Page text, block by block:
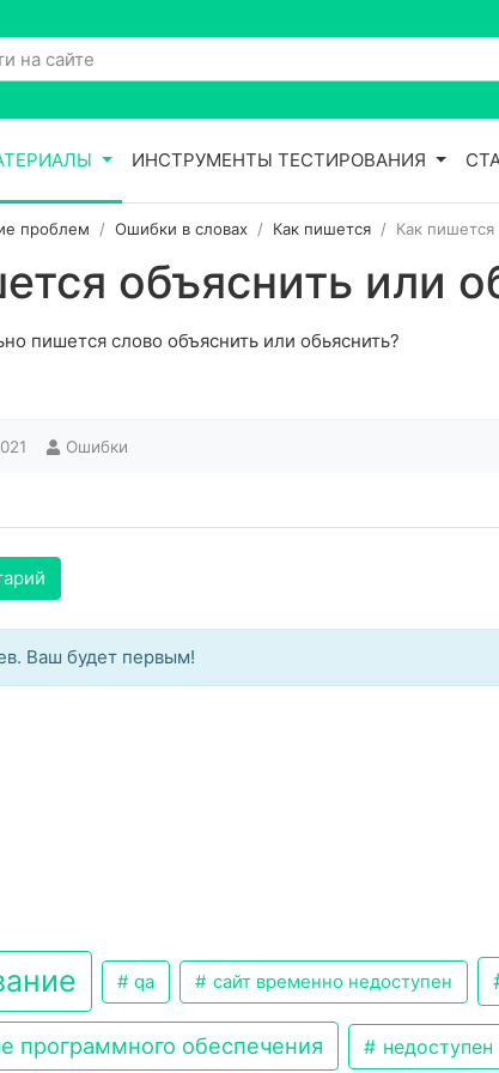
ИНСТРУМЕНТЫ ТЕСТИРОВАНИЯ
проблем Ошибки в словах Как пишется Как пишется
объяснить или
пишется слово объяснить или обьяснить?
Ошибки
Ваш будет первым!
qa сайт временно недоступен
программного обеспечения недоступен